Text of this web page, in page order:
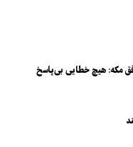
مکه: هیچ خطایی بی‌پاسخ